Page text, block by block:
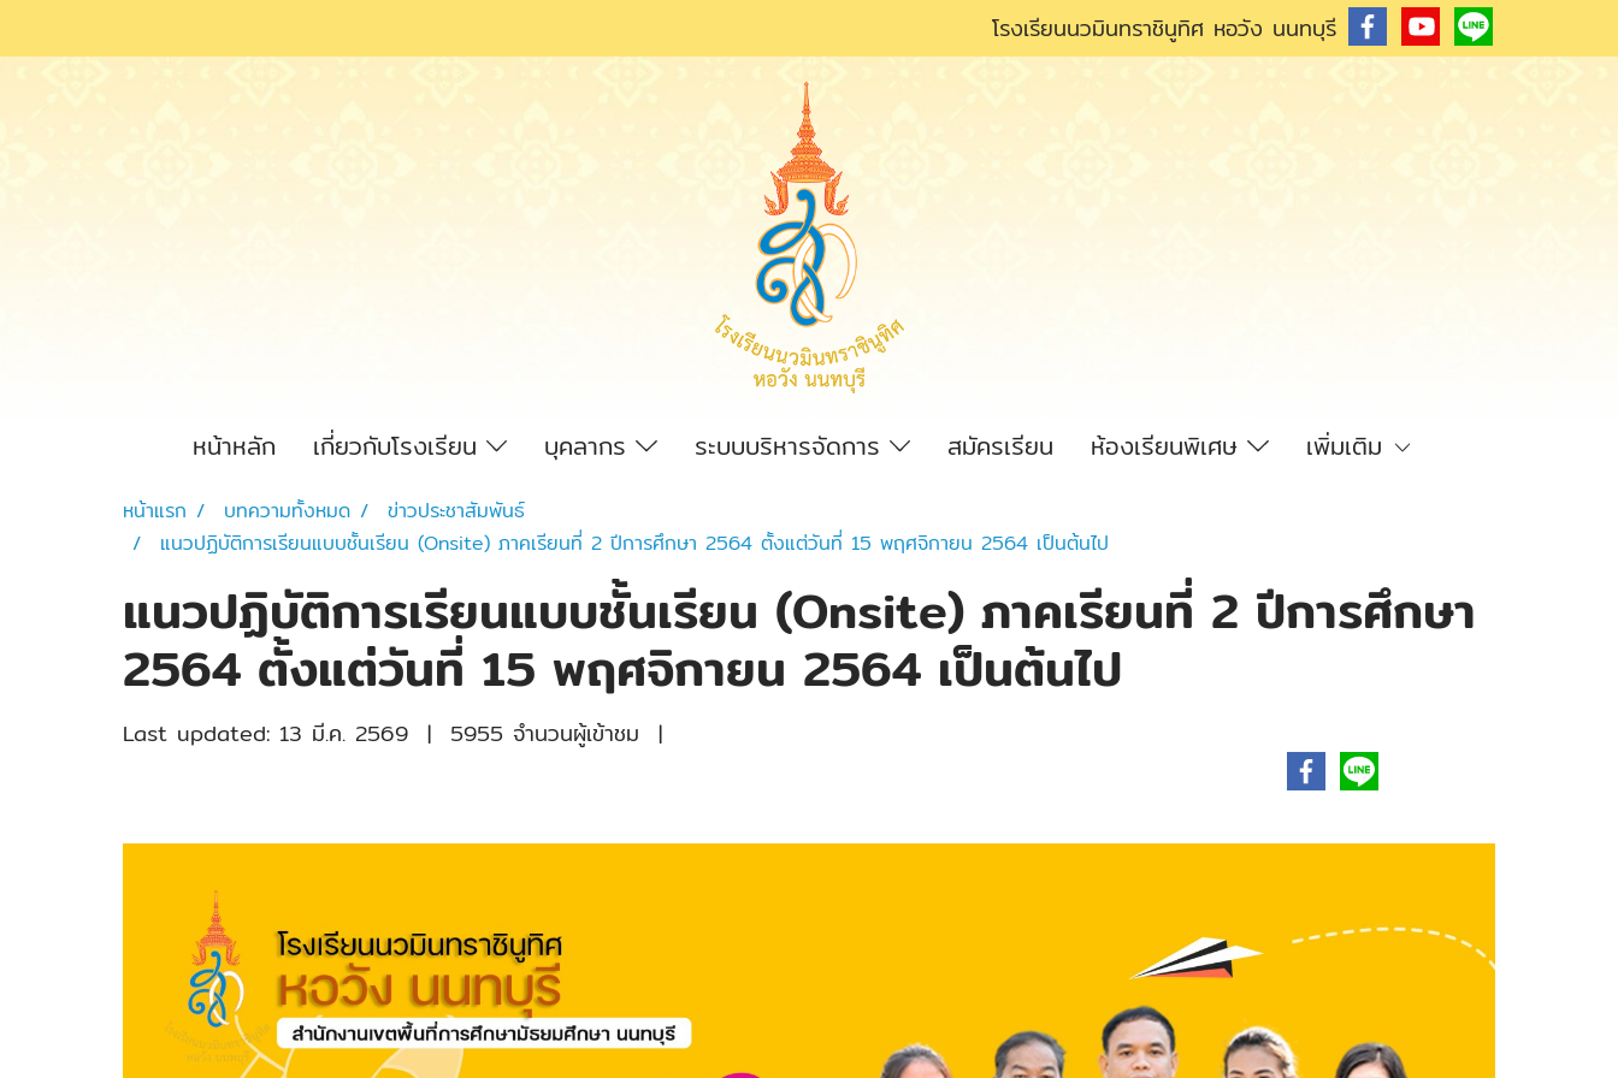
โรงเรียนนวมินทราชินูทิศ หอวัง นนทบุรี
หน้าหลัก เกี่ยวกับโรงเรียน บุคลากร ระบบบริหารจัดการ สมัครเรียน ห้องเรียนพิเศษ เพิ่มเติม
หน้าแรก บทความทั้งหมด
ข่าวประชาสัมพันธ์
แนวปฏิบัติการเรียนแบบชั้นเรียน (Onsite) ภาคเรียนที่ 2 ปีการศึกษา 2564 ตั้งแต่วันที่ 15 พฤศจิกายน 2564 เป็นต้นไป
แนวปฏิบัติการเรียนแบบชั้นเรียน (Onsite) ภาคเรียนที่ 2 ปีการศึกษา
2564 ตั้งแต่วันที่ 15 พฤศจิกายน 2564 เป็นต้นไป
Last updated: 13 มี.ค. 2569 | 5955 จำนวนผู้เข้าชม |